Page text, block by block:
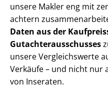
unsere Makler eng mit
ach­tern
Daten aus der
Gut­ach­ter­aus­schus­ses
unsere Vergleichswerte
Verkäufe – und nicht nur
von Inseraten.